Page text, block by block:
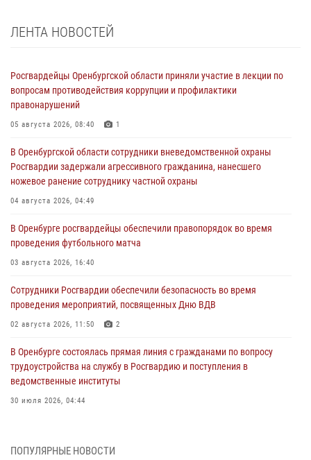
ЛЕНТА НОВОСТЕЙ
Росгвардейцы Оренбургской области приняли участие в лекции по
вопросам противодействия коррупции и профилактики
правонарушений
05 августа 2026, 08:40 1
В Оренбургской области сотрудники вневедомственной охраны
Росгвардии задержали агрессивного гражданина, нанесшего
ножевое ранение сотруднику частной охраны
04 августа 2026, 04:49
В Оренбурге росгвардейцы обеспечили правопорядок во время
проведения футбольного матча
03 августа 2026, 16:40
Сотрудники Росгвардии обеспечили безопасность во время
проведения мероприятий, посвященных Дню ВДВ
02 августа 2026, 11:50 2
В Оренбурге состоялась прямая линия с гражданами по вопросу
трудоустройства на службу в Росгвардию и поступления в
ведомственные институты
30 июля 2026, 04:44
28 июля 2026, 09:41 1
ПОПУЛЯРНЫЕ НОВОСТИ